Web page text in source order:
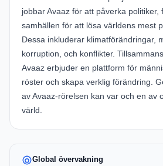
jobbar Avaaz för att påverka politiker,
samhällen för att lösa världens mest
Dessa inkluderar klimatförändringar,
korruption, och konflikter.
Avaaz erbjuder en plattform för
röster och skapa verklig förändring.
av Avaaz-rörelsen kan var och en av
värld.
Global övervakning